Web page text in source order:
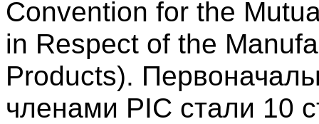
Convention for the
in Respect of the
Products).
членами PIC стали 10